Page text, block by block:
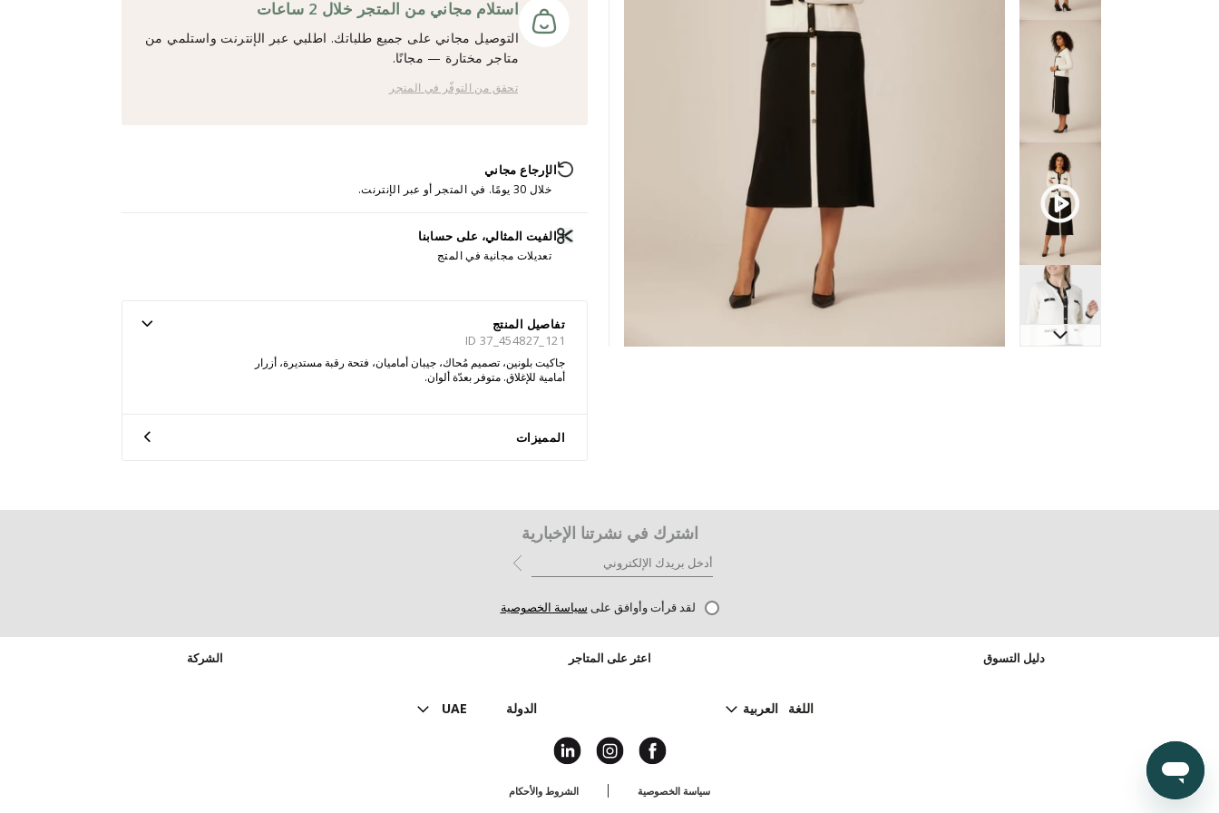
استلام مجاني من المتجر خلال 2 ساعات
التوصيل مجاني على جميع طلباتك. اطلبي عبر الإنترنت واستلمي من
متاجر مختارة — مجانًا.
تحقق من التوفّر في المتجر
الإرجاع مجاني
خلال 30 يومًا. في المتجر أو عبر الإنترنت.
الفيت المثالي، على حسابنا
تعديلات مجانية في المتج
تفاصيل المنتج
ID 37_454827_121
جاكيت بلونين، تصميم مُحاك، جيبان أماميان، فتحة رقبة مستديرة، أزرار
أمامية للإغلاق. متوفر بعدّة ألوان.
المميزات
اشترك في نشرتنا الإخبارية
لقد قرأت وأوافق على سياسة الخصوصية
دليل التسوق اعثر على المتاجر الشركة
اللغة العربية الدولة UAE
سياسة الخصوصية الشروط والأحكام